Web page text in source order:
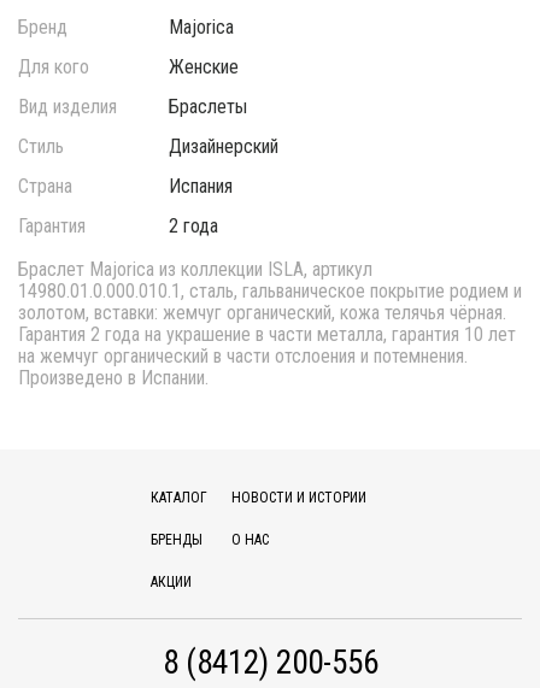
Бренд
Majorica
Для кого
Женские
Вид изделия
Браслеты
Стиль
Дизайнерский
Страна
Испания
Гарантия
2 года
Браслет Majorica из коллекции ISLA, артикул
14980.01.0.000.010.1, сталь, гальваническое покрытие родием и
золотом, вставки: жемчуг органический, кожа телячья чёрная.
Гарантия 2 года на украшение в части металла, гарантия 10 лет
на жемчуг органический в части отслоения и потемнения.
Произведено в Испании.
КАТАЛОГ
БРЕНДЫ
АКЦИИ
НОВОСТИ И ИСТОРИИ
О НАС
8 (8412) 200-556